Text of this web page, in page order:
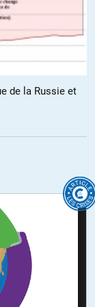
de voter aux
le-refus-de-la-
97001-
le-vote-dans-
de la Russie et